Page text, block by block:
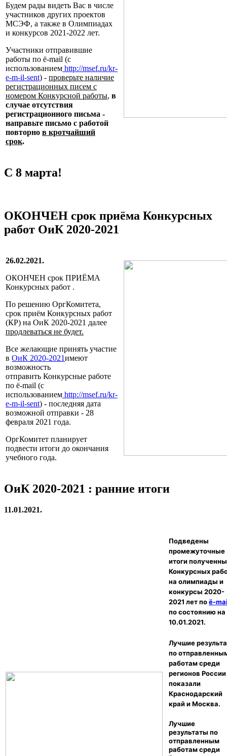
Будем рады видеть Вас в числе
участников других проектов
МСЭФ, а также в Олимпиадах
и конкурсов 2021-2022 лет.
Участники отправившие
работы по ё-mail (с
использованием http://msef.ru/kr-
e-m-il-sent) - проверьте наличие
регистрационных писем с
номером Конкурсной работы, в
случае отсутствия
регистрационного письма -
направьте письмо с работой
повторно в кротчайший
срок.
С 8 марта!
ОКОНЧЕН срок приёма Конкурсных
работ ОиК 2020-2021
26.02.2021.
ОКОНЧЕН срок ПРИЁМА
Конкурсных работ .
По решению ОргКомитета,
срок приём Конкурсных работ
(КР) на ОиК 2020-2021 далее
продлеваться не будет.
Все желающие принять участие
в ОиК 2020-2021имеют
возможность
отправить Конкурсные работе
по ё-mail (с
использованием http://msef.ru/kr-
e-m-il-sent) - последняя дата
возможной отправки - 28
февраля 2021 года.
ОргКомитет планирует
подвести итоги до окончания
учебного года.
ОиК 2020-2021 : ранние итоги
11.01.2021.
Подведены
промежуточные
итоги
Конкурсных
на олимпиады и
конкурсы 2020-
2021 лет поё-
по состоянию на
10.01.2021.
Лучшие
по
работам среди
регионов России
показали
Краснодарский
край и Москва.
Лучшие
результаты по
отправленным
работам среди